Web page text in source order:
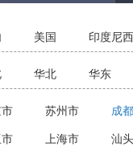
美国 印度尼
华北 华东
苏州市 成
上海市 汕